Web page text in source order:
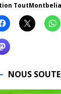
NOUS